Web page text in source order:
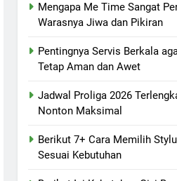
Mengapa Me Time Sangat
Warasnya Jiwa dan Pikiran
Pentingnya Servis Berkala
Tetap Aman dan Awet
Jadwal Proliga 2026
Nonton Maksimal
Berikut 7+ Cara Memilih
Sesuai Kebutuhan